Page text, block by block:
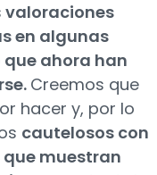
valoraciones
en algunas
ahora han
Creemos que
hacer y, por lo
cautelosos con
muestran